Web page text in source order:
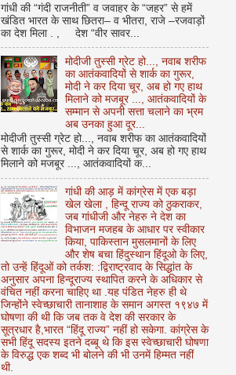
गांधी की “गंदी राजनीती” व जवाहर के “जहर” से हमें
खंडित भारत के साथ छितरा– व भीतरा, राजे –रजवाड़ों
का देश मिला . , देश “वीर सावर...
मोदीजी तुस्सी ग्रेट हो..., नवाब शरीफ
का आतंकवादियों से शार्क का गुरूर,
मोदी ने कर दिया चूर, अब हो गए हाथ
मिलाने को मजबूर ..., आतंकवादियों के
सम्मान से अपनी सत्ता चलाने का भ्रम
अब उनका हुआ दूर...
मोदीजी तुस्सी ग्रेट हो..., नवाब शरीफ का आतंकवादियों
से शार्क का गुरूर, मोदी ने कर दिया चूर, अब हो गए हाथ
मिलाने को मजबूर ..., आतंकवादियों क...
गांधी की आड़ में कांग्रेस में एक बड़ा
खेल खेला , हिन्दू राज्य को ठुकराकर,
जब गांधीजी और नेहरु ने देश का
विभाजन मजहब के आधार पर स्वीकार
किया, पाकिस्तान मुसलमानों के लिए
और शेष बचा हिंदुस्थान हिंदूओ के लिए,
तो उन्हें हिंदूओं को तर्कश: :द्विराष्ट्रवाद के सिद्धांत के
अनुसार अपना हिन्दूराज्य स्थापित करने के अधिकार से
वंचित नहीं करना चाहिए था .यह पंडित नेहरु ही थे
जिन्होंने स्वेच्छाचारी तानाशाह के समान अगस्त १९४७ में
घोषणा की थी कि जब तक वे देश की सरकार के
सूत्रधार है,भारत “हिंदू राज्य” नहीं हो सकेगा. कांग्रेस के
सभी हिंदू सदस्य इतने दब्बू थे कि इस स्वेच्छाचारी घोषणा
के विरुद्ध एक शब्द भी बोलने की भी उनमें हिम्मत नहीं
थी.